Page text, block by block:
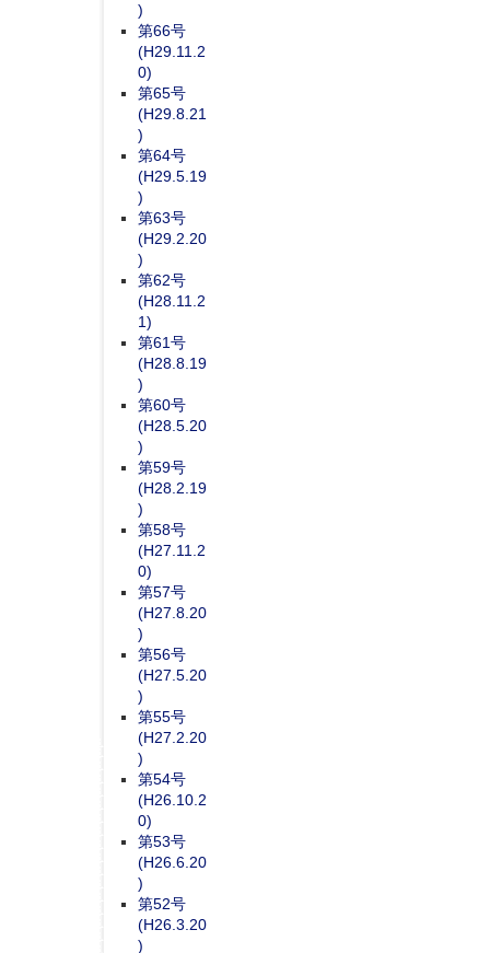
)
第66号
(H29.11.2
0)
第65号
(H29.8.21
)
第64号
(H29.5.19
)
第63号
(H29.2.20
)
第62号
(H28.11.2
1)
第61号
(H28.8.19
)
第60号
(H28.5.20
)
第59号
(H28.2.19
)
第58号
(H27.11.2
0)
第57号
(H27.8.20
)
第56号
(H27.5.20
)
第55号
(H27.2.20
)
第54号
(H26.10.2
0)
第53号
(H26.6.20
)
第52号
(H26.3.20
)